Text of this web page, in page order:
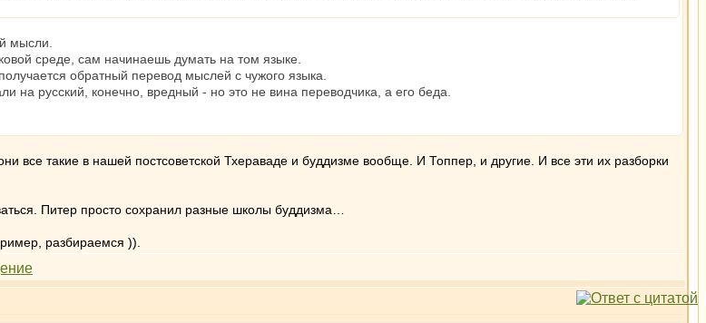
мысли.
среде, сам начинаешь думать на том языке.
обратный перевод мыслей с чужого языка.
на русский, конечно, вредный - но это не вина переводчика, а его беда.
все такие в нашей постсоветской Тхераваде и буддизме вообще. И Топпер, и другие. И все эти их разборки
Питер просто сохранил разные школы буддизма…
разбираемся )).